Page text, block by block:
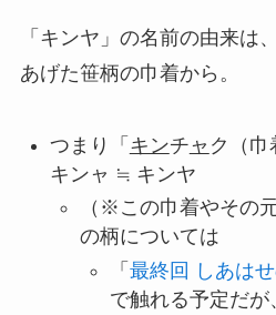
「キンヤ」の名前の由来は
あげた笹柄の巾着から。
つまり「 キンチャ ク（巾
キンャ ≒ キンヤ
（※この巾着やその
の柄については
「 最終回 しあは
で触れる予定だ